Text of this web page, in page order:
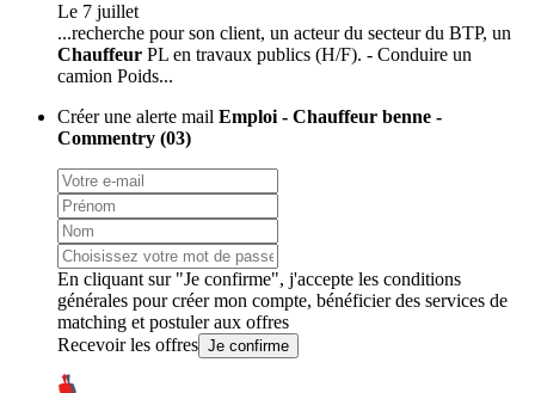
Le 7 juillet
...recherche pour son client, un acteur du secteur du BTP, un
Chauffeur PL en travaux publics (H/F). - Conduire un
camion Poids...
Créer une alerte mail Emploi - Chauffeur benne -
Commentry (03)
En cliquant sur "Je confirme", j'accepte les conditions
générales pour créer mon compte, bénéficier des services de
matching et postuler aux offres
Recevoir les offres Je confirme